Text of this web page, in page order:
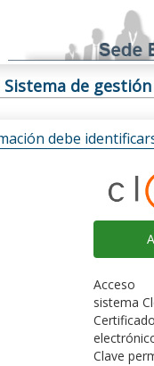
Sistema de
debe
sistema
Clave